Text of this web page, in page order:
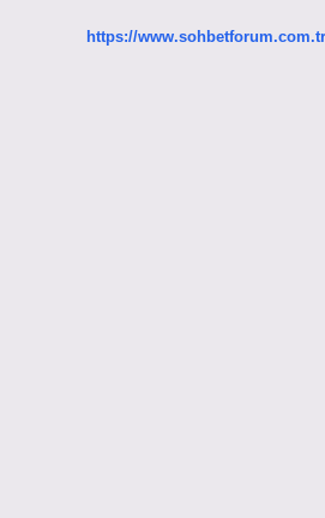
https://www.sohbetforum.com.tr